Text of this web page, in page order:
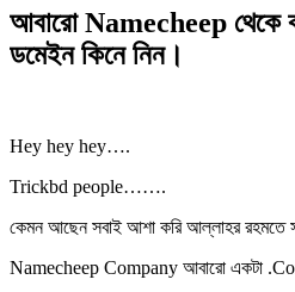
আবারো Namecheep থেকে
ডমেইন কিনে নিন।
Hey hey hey….
Trickbd people…….
কেমন আছেন সবাই আশা করি আল্লাহর রহমতে
Namecheep Company আবারো একটা